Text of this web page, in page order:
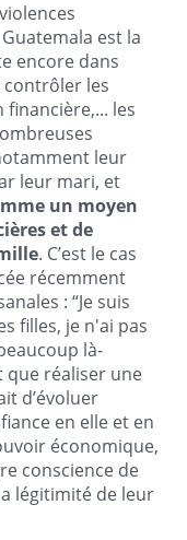
est la
encore dans
contrôler les
les
leur
leur mari, et
un moyen
et de
. C’est le cas
récemment
: “Je suis
filles, je n'ai pas
là-
que réaliser une
d’évoluer
en elle et en
économique,
conscience de
légitimité de leur